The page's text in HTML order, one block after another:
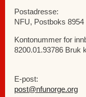
Postadresse:
NFU, Postboks
Kontonummer for
8200.01.93786 Bruk
E-post:
post@nfunorge.org